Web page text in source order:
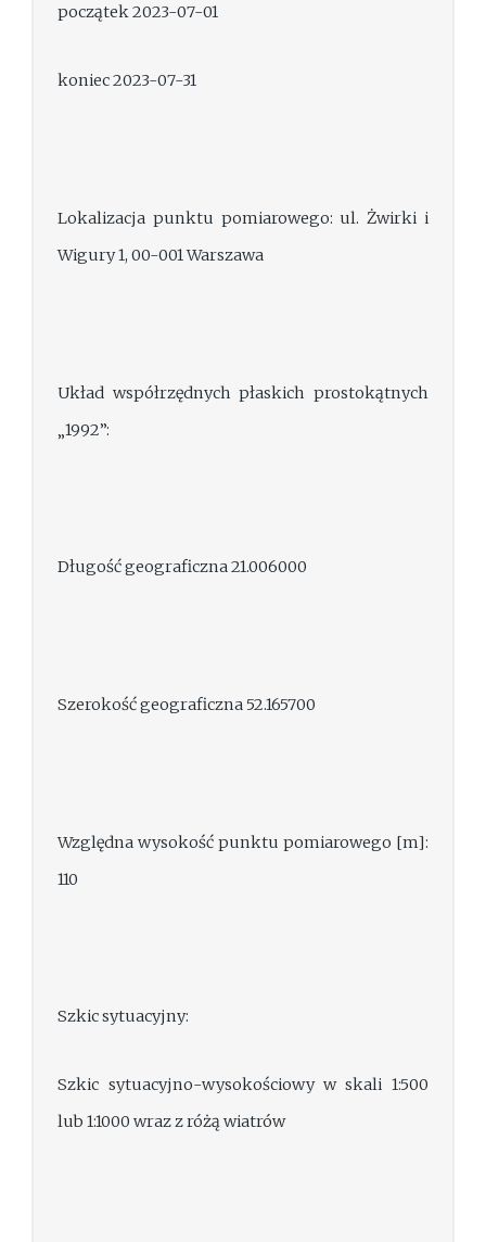
początek 2023-07-01
koniec 2023-07-31
Lokalizacja punktu pomiarowego: ul. Żwirki i
Wigury 1, 00-001 Warszawa
Układ współrzędnych płaskich prostokątnych
„1992”:
Długość geograficzna 21.006000
Szerokość geograficzna 52.165700
Względna wysokość punktu pomiarowego [m]:
110
Szkic sytuacyjny:
Szkic sytuacyjno-wysokościowy w skali 1:500
lub 1:1000 wraz z różą wiatrów